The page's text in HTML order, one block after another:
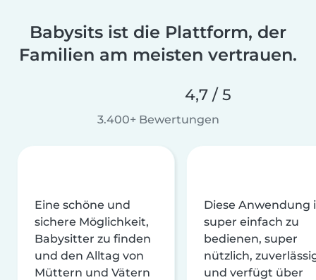
Babysits ist die Plattform, der
Familien am meisten vertrauen.
4,7 / 5
3.400+ Bewertungen
Eine schöne und
sichere Möglichkeit,
Babysitter zu finden
und den Alltag von
Müttern und Vätern
Diese Anwendung
super einfach zu
bedienen, super
nützlich,
und verfügt über